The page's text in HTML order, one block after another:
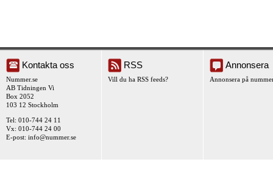
Kontakta oss
Nummer.se
AB Tidningen Vi
Box 2052
103 12 Stockholm
Tel: 010-744 24 11
Vx: 010-744 24 00
E-post: info@nummer.se
RSS
Vill du ha RSS feeds?
Annonsera
Annonsera på